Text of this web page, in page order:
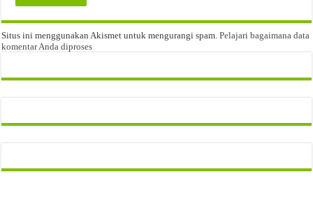
Situs ini menggunakan Akismet untuk mengurangi spam.Pelajari bagaimana data
komentar Anda diproses